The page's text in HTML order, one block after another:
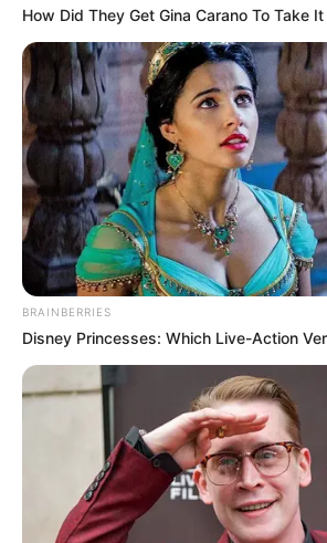
How Did They Get Gina Carano To Take
BRAINBERRIES
Disney Princesses: Which Live-Action